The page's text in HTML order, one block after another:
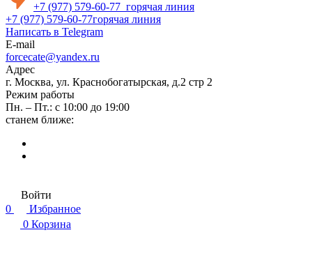
+7 (977) 579-60-77 горячая линия
+7 (977) 579-60-77горячая линия
Написать в Telegram
E-mail
forcecate@yandex.ru
Адрес
г. Москва, ул. Краснобогатырская, д.2 стр 2
Режим работы
Пн. – Пт.: с 10:00 до 19:00
станем ближе:
Войти
0
Избранное
0 Корзина